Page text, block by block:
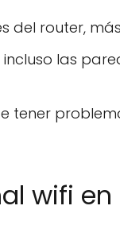
del router,
las
tener
wifi en